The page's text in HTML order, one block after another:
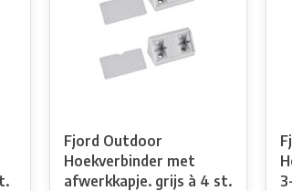
Fjord Outdoor
Hoekverbinder met
afwerkkapje. grijs à 4 st.